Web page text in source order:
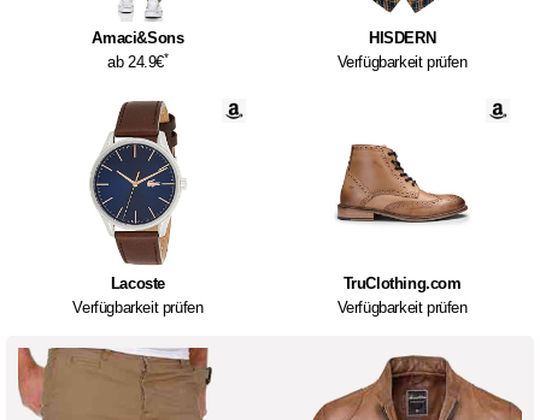
Amaci&Sons
ab 24.9€*
HISDERN
Verfügbarkeit prüfen
Lacoste
Verfügbarkeit prüfen
TruClothing.com
Verfügbarkeit prüfen